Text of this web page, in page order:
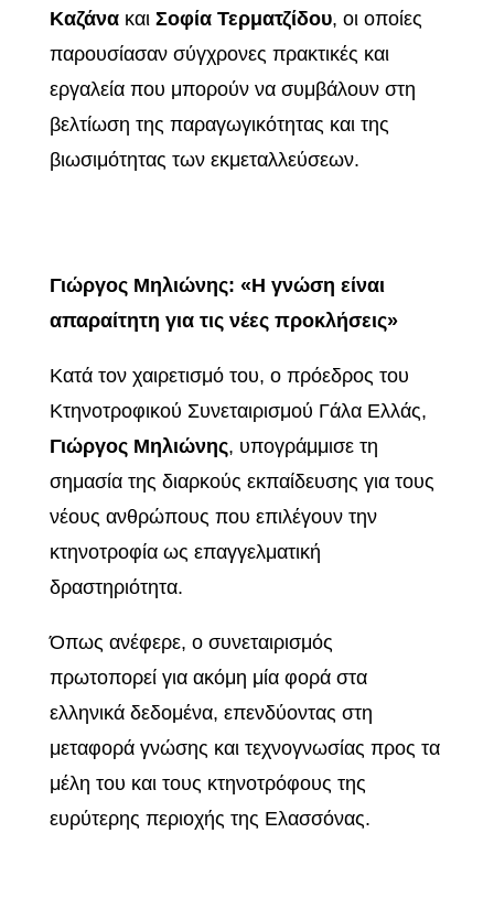
Καζάνακαι Σοφία Τερματζίδου, οι οποίες
παρουσίασαν σύγχρονες πρακτικές και
εργαλεία που μπορούν να συμβάλουν στη
βελτίωση της παραγωγικότητας και της
βιωσιμότητας των εκμεταλλεύσεων.
Γιώργος Μηλιώνης: «Η γνώση είναι
απαραίτητη για τις νέες προκλήσεις»
Κατά τον χαιρετισμό του, ο πρόεδρος του
Κτηνοτροφικού Συνεταιρισμού Γάλα Ελλάς,
Γιώργος Μηλιώνης, υπογράμμισε τη
σημασία της διαρκούς εκπαίδευσης για τους
νέους ανθρώπους που επιλέγουν την
κτηνοτροφία ως επαγγελματική
δραστηριότητα.
Όπως ανέφερε, ο συνεταιρισμός
πρωτοπορεί για ακόμη μία φορά στα
ελληνικά δεδομένα, επενδύοντας στη
μεταφορά γνώσης και τεχνογνωσίας προς τα
μέλη του και τους κτηνοτρόφους της
ευρύτερης περιοχής της Ελασσόνας.